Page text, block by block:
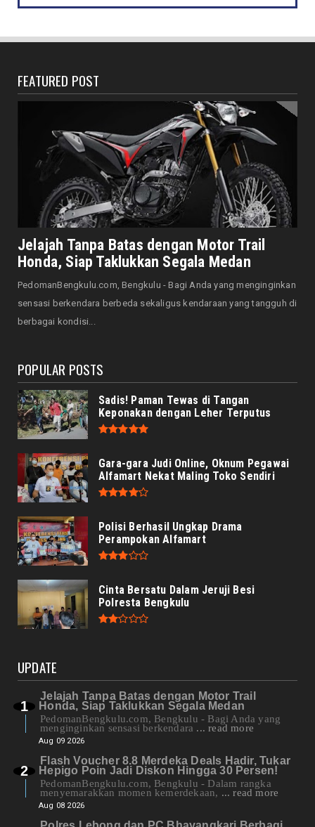
DAERAH
Gelar Lomba Kebersihan...
Jaga Kehormatan Simbol Negara, Walikota:
Jangan Pasang Bende...
August 07, 2026
DAERAH
Bersama Forkopimda, Walikota – Wawali
Bagikan 5.000 Bendera ...
August 07, 2026
JELAJAH
Saat Amal Masjid Keliru, Nasib Negeri
Mengharu-biru
August 07, 2026
Honda CUV e: Motor Listrik Canggih, Penuh
FEATURED POST
Jelajah Tanpa Batas dengan Motor Trail
Honda, Siap Taklukkan Segala Medan
PedomanBengkulu.com, Bengkulu - Bagi Anda yang menginginkan
sensasi berkendara berbeda sekaligus kendaraan yang tangguh di
berbagai kondisi...
POPULAR POSTS
Sadis! Paman Tewas di Tangan
Keponakan dengan Leher Terputus
Gara-gara Judi Online, Oknum Pegawai
Alfamart Nekat Maling Toko Sendiri
Polisi Berhasil Ungkap Drama
Perampokan Alfamart
Cinta Bersatu Dalam Jeruji Besi
Polresta Bengkulu
UPDATE
Jelajah Tanpa Batas dengan Motor Trail
Honda, Siap Taklukkan Segala Medan
PedomanBengkulu.com, Bengkulu - Bagi Anda yang
menginginkan sensasi berkendara ... read more
Aug 09 2026
Flash Voucher 8.8 Merdeka Deals Hadir, Tukar
Hepigo Poin Jadi Diskon Hingga 30 Persen!
PedomanBengkulu.com, Bengkulu - Dalam rangka
menyemarakkan momen kemerdekaan, ... read more
Aug 08 2026